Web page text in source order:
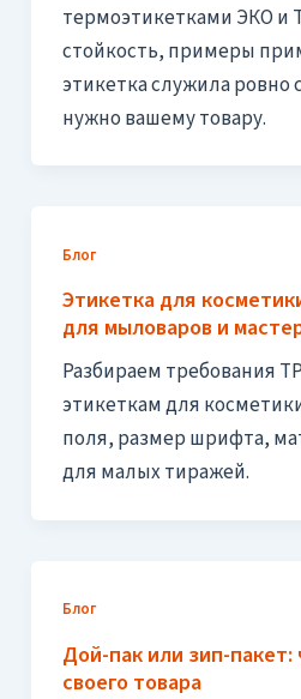
термоэтикетками ЭКО и
стойкость, примеры
этикетка служила ровно
нужно вашему товару.
Блог
Этикетка для
для мыловаров и
Разбираем требования
этикеткам для
поля, размер шрифта,
для малых тиражей.
Блог
Дой-пак или зип-
своего товара